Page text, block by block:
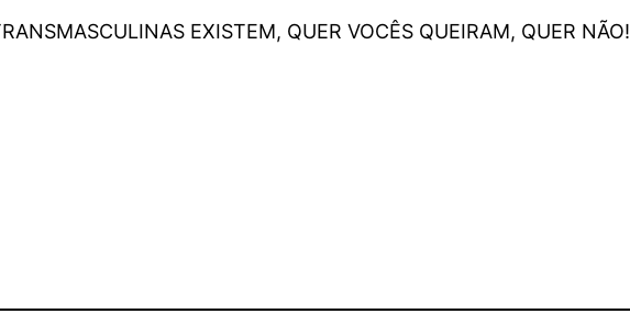
EXISTEM, QUER VOCÊS QUEIRAM, QUER NÃO!